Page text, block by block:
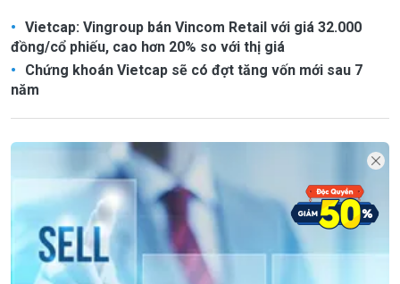
Vietcap: Vingroup bán Vincom Retail với giá 32.000
đồng/cổ phiếu, cao hơn 20% so với thị giá
Chứng khoán Vietcap sẽ có đợt tăng vốn mới sau 7
năm